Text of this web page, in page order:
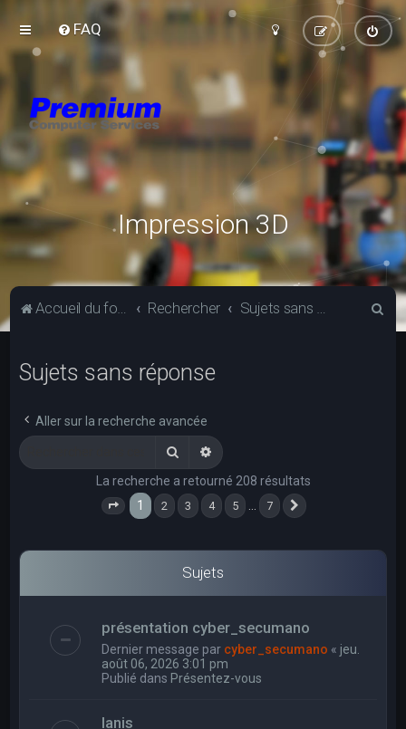
FAQ
Impression 3D
Accueil du forum Rechercher Sujets sans réponse
Sujets sans réponse
Aller sur la recherche avancée
RechercherRecherche avancée
La recherche a retourné 208 résultats
Page 1 sur
1 2 3 4 5 7
Sujets
présentation cyber_secumano
Dernier message par cyber_secumano « jeu.
août 06, 2026 3:01 pm
Publié dans Présentez-vous
Ianis